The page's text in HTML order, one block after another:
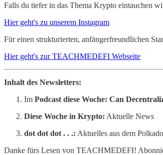
Falls du tiefer in das Thema Krypto eintauchen
Hier geht's zu unserem Instagram
Für einen strukturierten, anfängerfreundlichen
Hier geht's zur TEACHMEDEFI Webseite
Inhalt des Newsletters:
Im Podcast diese Woche: Can
Diese Woche in Krypto: Aktuelle News
dot dot dot . . .: Aktuelles aus dem
Danke fürs Lesen von TEACHMEDEFI!